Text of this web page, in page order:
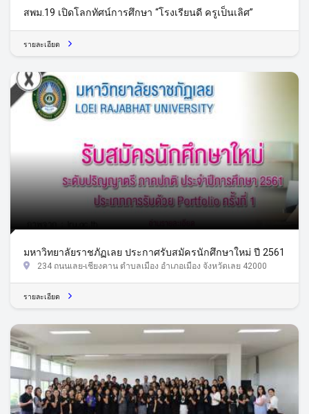
สพม.19 เปิดโลกทัศน์การศึกษา “โรงเรียนดี ครูเป็นเลิศ”
รายละเอียด
มหาวิทยาลัยราชภัฏเลย ประกาศรับสมัครนักศึกษาใหม่ ปี 2561
234 ถนนเลย-เชียงคาน ตำบลเมือง อำเภอเมือง จังหวัดเลย 42000
รายละเอียด